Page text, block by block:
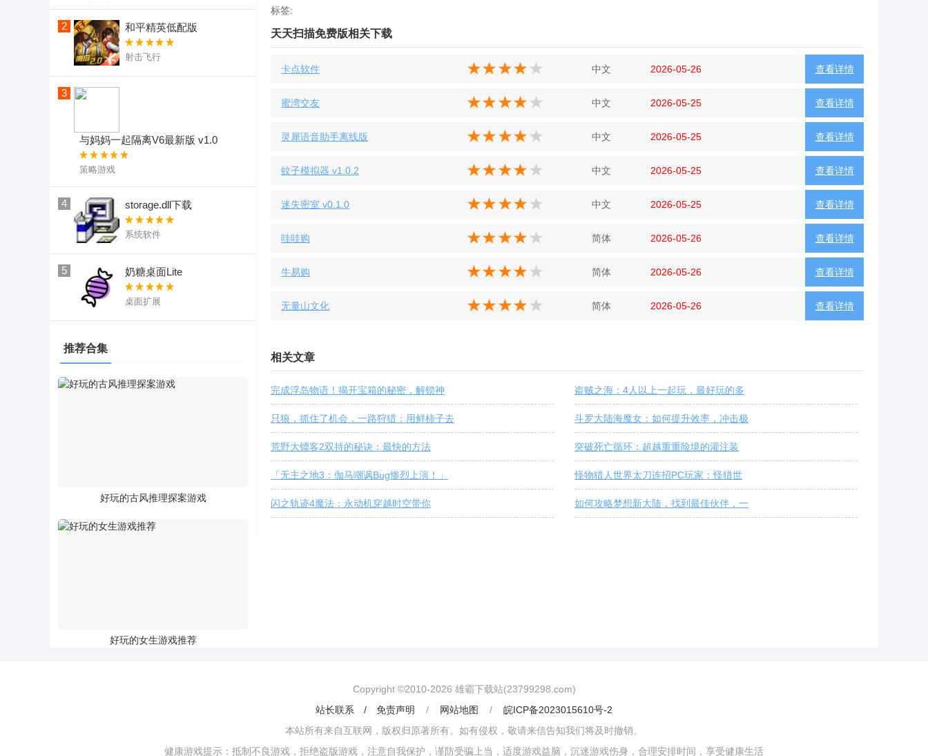
2 和平精英低配版
射击飞行
3
与妈妈一起隔离V6最新版 v1.0
策略游戏
4 storage.dll下载
系统软件
5 奶糖桌面Lite
桌面扩展
推荐合集
好玩的古风推理探案游戏
好玩的女生游戏推荐
标签:
天天扫描免费版相关下载
查看详情
卡点软件 中文 2026-05-26
查看详情
​蜜湾交友 中文 2026-05-25
查看详情
灵犀语音助手离线版 中文 2026-05-25
查看详情
蚊子模拟器 v1.0.2 中文 2026-05-25
查看详情
迷失密室 v0.1.0 中文 2026-05-25
查看详情
哇哇购 简体 2026-05-26
查看详情
牛易购 简体 2026-05-26
查看详情
无量山文化 简体 2026-05-26
相关文章
完成浮岛物语！揭开宝箱的秘密，解锁神 盗贼之海：4人以上一起玩，最好玩的多
只狼，抓住了机会，一路狩猎：用鲜柿子去 斗罗大陆海魔女：如何提升效率，冲击极
荒野大镖客2双持的秘诀：最快的方法 突破死亡循环：超越重重险境的灌注装
「无主之地3：伽马嘲讽Bug惨烈上演！」 怪物猎人世界太刀连招PC玩家：怪猎世
闪之轨迹4魔法：永动机穿越时空带你 如何攻略梦想新大陆，找到最佳伙伴，一
Copyright ©2010-2026 雄霸下载站(23799298.com)
站长联系 / 免责声明
/ 网站地图 /
皖ICP备2023015610号-2
本站所有来自互联网，版权归原著所有。如有侵权，敬请来信告知我们将及时撤销。
健康游戏提示：抵制不良游戏，拒绝盗版游戏，注意自我保护，谨防受骗上当，适度游戏益脑，沉迷游戏伤身，合理安排时间，享受健康生活